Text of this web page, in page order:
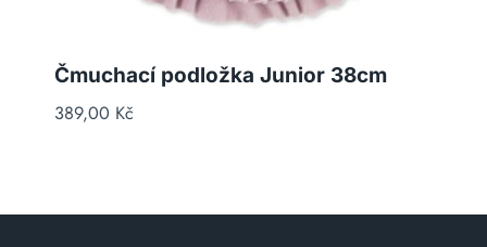
Čmuchací podložka Junior 38cm
389,00 Kč